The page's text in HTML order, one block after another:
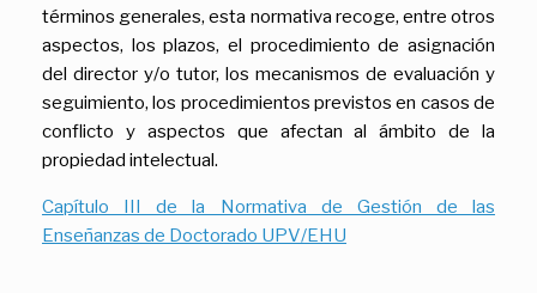
términos generales, esta normativa recoge, entre otros
aspectos, los plazos, el procedimiento de asignación
del director y/o tutor, los mecanismos de evaluación y
seguimiento, los procedimientos previstos en casos de
conflicto y aspectos que afectan al ámbito de la
propiedad intelectual.
Capítulo III de la Normativa de Gestión de las
Enseñanzas de Doctorado UPV/EHU